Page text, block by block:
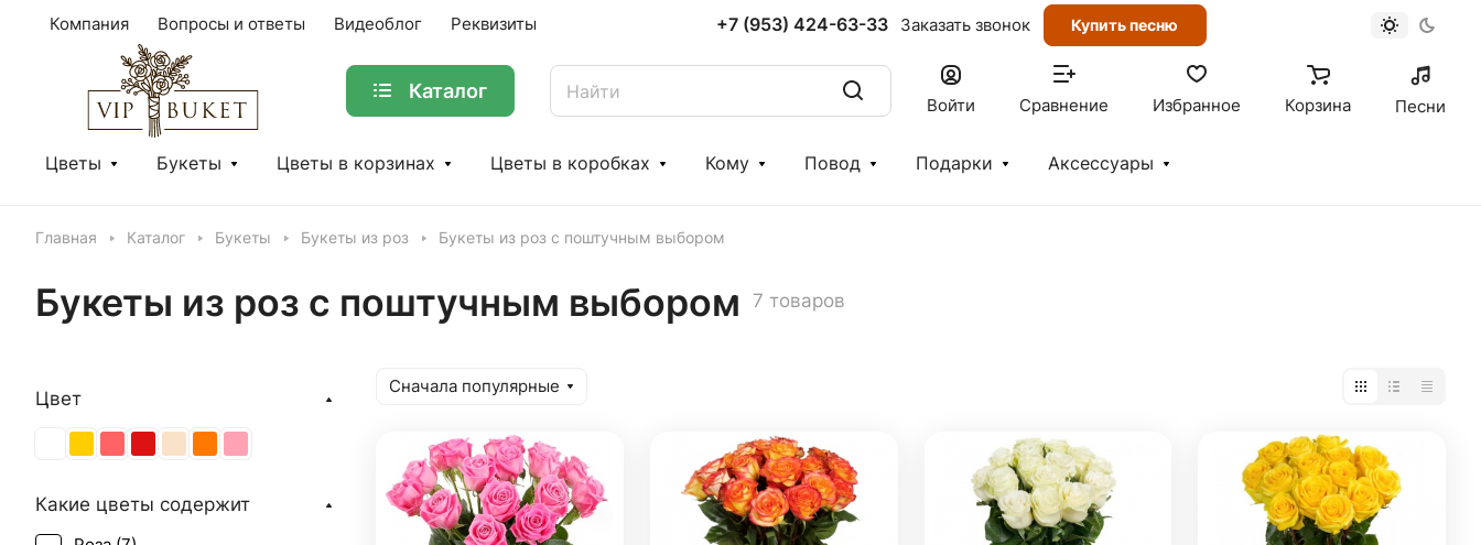
Компания Вопросы и ответы Видеоблог Реквизиты +7 (953) 424-63-33 Заказать звонок Купить песню
Каталог
Войти Сравнение Избранное Корзина Песни
Цветы Букеты Цветы в корзинах Цветы в коробках Кому Повод Подарки Аксессуары
Главная Каталог Букеты Букеты из роз Букеты из роз с поштучным выбором
Букеты из роз с поштучным выбором 7 товаров
Сначала популярные
Цвет
Какие цветы содержит